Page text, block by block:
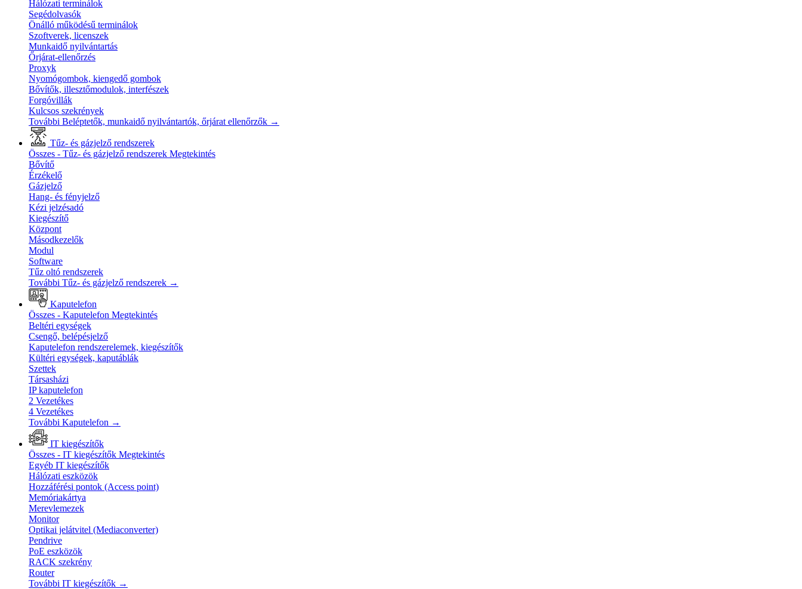
Hálózati terminálok
Segédolvasók
Önálló működésű terminálok
Szoftverek, licenszek
Munkaidő nyilvántartás
Őrjárat-ellenőrzés
Proxyk
Nyomógombok, kiengedő gombok
Bővítők, illesztőmodulok, interfészek
Forgóvillák
Kulcsos szekrények
További Beléptetők, munkaidő nyilvántartók, őrjárat ellenőrzők →
Tűz- és gázjelző rendszerek
Összes - Tűz- és gázjelző rendszerek Megtekintés
Bővítő
Érzékelő
Gázjelző
Hang- és fényjelző
Kézi jelzésadó
Kiegészítő
Központ
Másodkezelők
Modul
Software
Tűz oltó rendszerek
További Tűz- és gázjelző rendszerek →
Kaputelefon
Összes - Kaputelefon Megtekintés
Beltéri egységek
Csengő, belépésjelző
Kaputelefon rendszerelemek, kiegészítők
Kültéri egységek, kaputáblák
Szettek
Társasházi
IP kaputelefon
2 Vezetékes
4 Vezetékes
További Kaputelefon →
IT kiegészítők
Összes - IT kiegészítők Megtekintés
Egyéb IT kiegészítők
Hálózati eszközök
Hozzáférési pontok (Access point)
Memóriakártya
Merevlemezek
Monitor
Optikai jelátvitel (Mediaconverter)
Pendrive
PoE eszközök
RACK szekrény
Router
További IT kiegészítők →